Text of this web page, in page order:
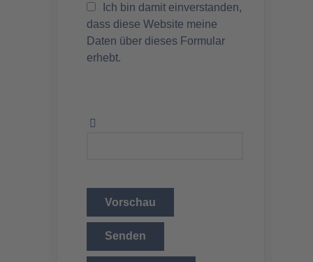
Ich bin damit einverstanden,
dass diese Website meine
Daten über dieses Formular
erhebt.
Vorschau
Senden